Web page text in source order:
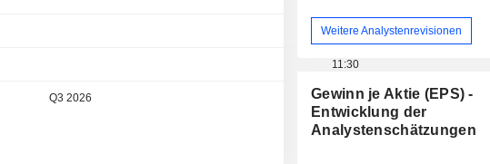
14:00
11:30
Q3 2026 Tag
Weitere Analystenrevisionen
Gewinn je Aktie (EPS) -
Entwicklung der
Analystenschätzungen